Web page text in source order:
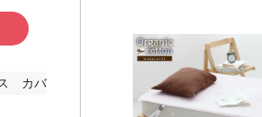
ス カバ